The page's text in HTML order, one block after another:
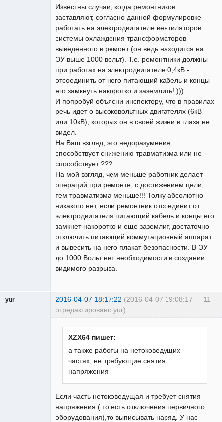
Известны случаи, когда ремонтников
заставляют, согласно данной формулировке
работать на электродвигателе вентиляторов
системы охлаждения трансформаторов
выведенного в ремонт (он ведь находится на
ЭУ выше 1000 вольт). Т.е. ремонтники должны
при работах на электродвигателе 0,4кВ -
отсоединить от него питающий кабель и концы
его замкнуть накоротко и заземлить! )))
И попробуй объясни инспектору, что в правилах
речь идет о высоковольтных двигателях (6кВ
или 10кВ), которых он в своей жизни в глаза не
видел.
На Ваш взгляд, это недоразумение
способствует снижению травматизма или не
способствует ???
На мой взгляд, чем меньше работник делает
операций при ремонте, с достижением цели,
тем травматизма меньше!!! Толку абсолютно
никакого нет, если ремонтник отсоединит от
электродвигателя питающий кабель и концы его
замкнет накоротко и еще заземлит, достаточно
отключить питающий коммутационный аппарат
и вывесить на него плакат безопасности. В ЭУ
до 1000 Вольт нет необходимости в создании
видимого разрыва.
11
yur 2016-04-07 18:17:22 (2016-04-07 19:08:17
отредактировано yur)
XZX64 пишет:
а также работы на нетоковедущих
частях, не требующие снятия
напряжения
Если часть нетоковедущая и требует снятия
напряжения ( то есть отключения первичного
оборудования),то выписывать наряд. У нас